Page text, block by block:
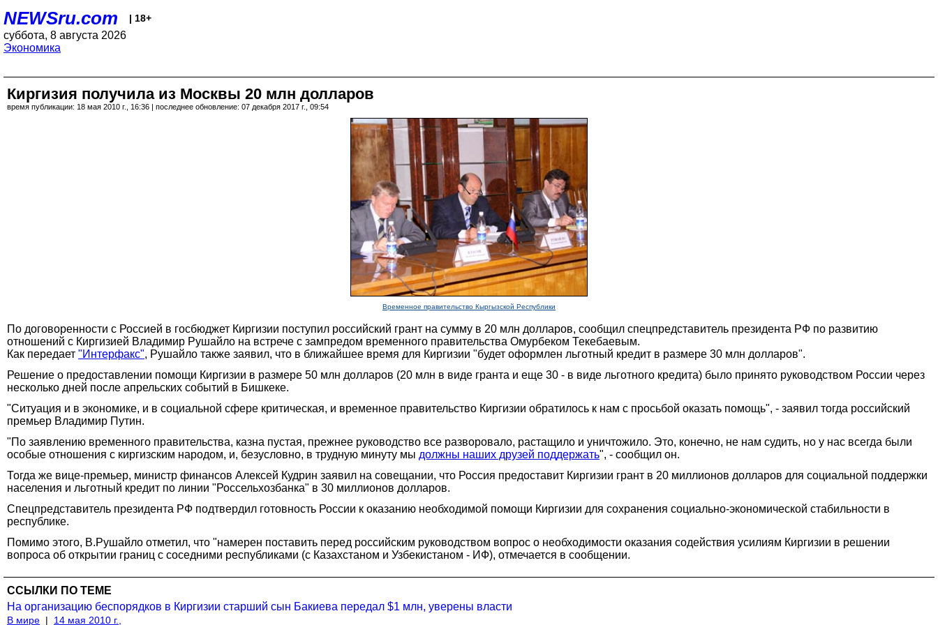
NEWSru.com | 18+
суббота, 8 августа 2026
Экономика
Киргизия получила из Москвы 20 млн долларов
время публикации: 18 мая 2010 г., 16:36 | последнее обновление: 07 декабря 2017 г., 09:54
Временное правительство Кыргызской Республики
По договоренности с Россией в госбюджет Киргизии поступил российский грант на сумму в 20 млн долларов, сообщил спецпредставитель президента РФ по развитию
отношений с Киргизией Владимир Рушайло на встрече с зампредом временного правительства Омурбеком Текебаевым.
Как передает "Интерфакс", Рушайло также заявил, что в ближайшее время для Киргизии "будет оформлен льготный кредит в размере 30 млн долларов".
Решение о предоставлении помощи Киргизии в размере 50 млн долларов (20 млн в виде гранта и еще 30 - в виде льготного кредита) было принято руководством России через
несколько дней после апрельских событий в Бишкеке.
"Ситуация и в экономике, и в социальной сфере критическая, и временное правительство Киргизии обратилось к нам с просьбой оказать помощь", - заявил тогда российский
премьер Владимир Путин.
"По заявлению временного правительства, казна пустая, прежнее руководство все разворовало, растащило и уничтожило. Это, конечно, не нам судить, но у нас всегда были
особые отношения с киргизским народом, и, безусловно, в трудную минуту мы должны наших друзей поддержать", - сообщил он.
Тогда же вице-премьер, министр финансов Алексей Кудрин заявил на совещании, что Россия предоставит Киргизии грант в 20 миллионов долларов для социальной поддержки
населения и льготный кредит по линии "Россельхозбанка" в 30 миллионов долларов.
Спецпредставитель президента РФ подтвердил готовность России к оказанию необходимой помощи Киргизии для сохранения социально-экономической стабильности в
республике.
Помимо этого, В.Рушайло отметил, что "намерен поставить перед российским руководством вопрос о необходимости оказания содействия усилиям Киргизии в решении
вопроса об открытии границ с соседними республиками (с Казахстаном и Узбекистаном - ИФ), отмечается в сообщении.
ССЫЛКИ ПО ТЕМЕ
На организацию беспорядков в Киргизии старший сын Бакиева передал $1 млн, уверены власти
В мире | 14 мая 2010 г.,